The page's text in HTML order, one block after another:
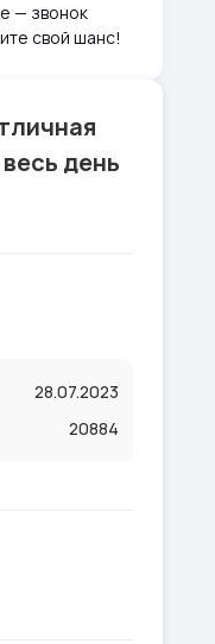
— звонок
свой шанс!
день
28.07.2023
20884